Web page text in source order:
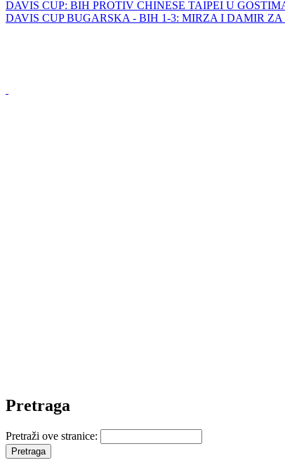
DAVIS CUP: BIH PROTIV CHINESE TAIPEI U
DAVIS CUP BUGARSKA - BIH 1-3: MIRZA I DAMIR ZA
Pretraga
Pretraži ove stranice: